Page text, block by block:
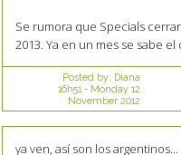
Se rumora que Specials
2013. Ya en un mes se sabe
Posted by: Diana
16h51 - Monday 12
November 2012
ya ven, así son los